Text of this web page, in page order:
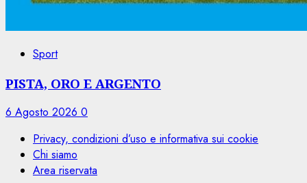
Sport
PISTA, ORO E ARGENTO
6 Agosto 2026 0
Privacy, condizioni d’uso e informativa sui cookie
Chi siamo
Area riservata